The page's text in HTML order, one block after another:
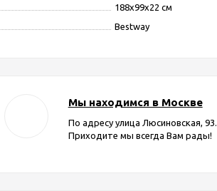
188x99x22 см
Bestway
Мы находимся в Москве
По адресу улица Люсиновская, 93.
Приходите мы всегда Вам рады!